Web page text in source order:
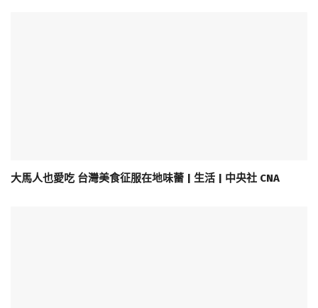
大馬人也愛吃 台灣美食征服在地味蕾 | 生活 | 中央社 CNA